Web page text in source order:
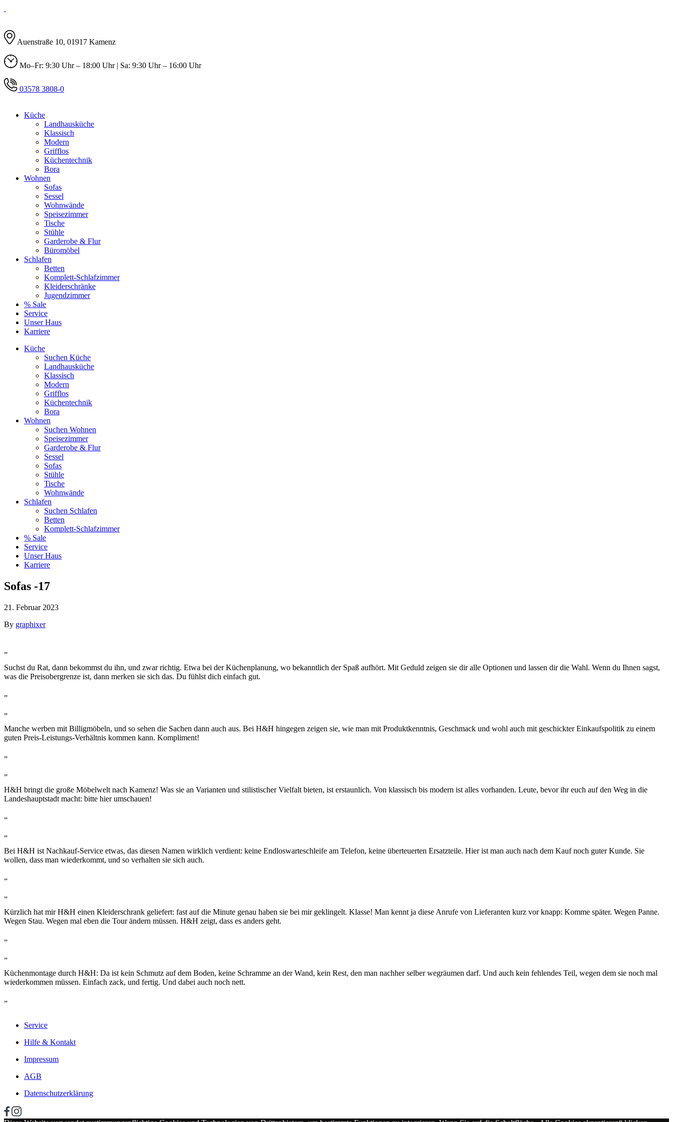
Auenstraße 10, 01917 Kamenz
Mo–Fr: 9:30 Uhr – 18:00 Uhr | Sa: 9:30 Uhr – 16:00 Uhr
03578 3808-0
Küche
Landhausküche
Klassisch
Modern
Grifflos
Küchentechnik
Bora
Wohnen
Sofas
Sessel
Wohnwände
Speisezimmer
Tische
Stühle
Garderobe & Flur
Büromöbel
Schlafen
Betten
Komplett-Schlafzimmer
Kleiderschränke
Jugendzimmer
% Sale
Service
Unser Haus
Karriere
Küche
Suchen Küche
Landhausküche
Klassisch
Modern
Grifflos
Küchentechnik
Bora
Wohnen
Suchen Wohnen
Speisezimmer
Garderobe & Flur
Sessel
Sofas
Stühle
Tische
Wohnwände
Schlafen
Suchen Schlafen
Betten
Komplett-Schlafzimmer
% Sale
Service
Unser Haus
Karriere
Sofas -17
21. Februar 2023
By graphixer
„
Suchst du Rat, dann bekommst du ihn, und zwar richtig. Etwa bei der Küchenplanung, wo bekanntlich der Spaß aufhört. Mit Geduld zeigen sie dir alle Optionen und lassen dir die Wahl. Wenn du Ihnen sagst,
was die Preisobergrenze ist, dann merken sie sich das. Du fühlst dich einfach gut.
„
„
Manche werben mit Billigmöbeln, und so sehen die Sachen dann auch aus. Bei H&H hingegen zeigen sie, wie man mit Produktkenntnis, Geschmack und wohl auch mit geschickter Einkaufspolitik zu einem
guten Preis-Leistungs-Verhältnis kommen kann. Kompliment!
„
„
H&H bringt die große Möbelwelt nach Kamenz! Was sie an Varianten und stilistischer Vielfalt bieten, ist erstaunlich. Von klassisch bis modern ist alles vorhanden. Leute, bevor ihr euch auf den Weg in die
Landeshauptstadt macht: bitte hier umschauen!
„
„
Bei H&H ist Nachkauf-Service etwas, das diesen Namen wirklich verdient: keine Endloswarteschleife am Telefon, keine überteuerten Ersatzteile. Hier ist man auch nach dem Kauf noch guter Kunde. Sie
wollen, dass man wiederkommt, und so verhalten sie sich auch.
„
„
Kürzlich hat mir H&H einen Kleiderschrank geliefert: fast auf die Minute genau haben sie bei mir geklingelt. Klasse! Man kennt ja diese Anrufe von Lieferanten kurz vor knapp: Komme später. Wegen Panne.
Wegen Stau. Wegen mal eben die Tour ändern müssen. H&H zeigt, dass es anders geht.
„
„
Küchenmontage durch H&H: Da ist kein Schmutz auf dem Boden, keine Schramme an der Wand, kein Rest, den man nachher selber wegräumen darf. Und auch kein fehlendes Teil, wegen dem sie noch mal
wiederkommen müssen. Einfach zack, und fertig. Und dabei auch noch nett.
„
Service
Hilfe & Kontakt
Impressum
AGB
Datenschutzerklärung